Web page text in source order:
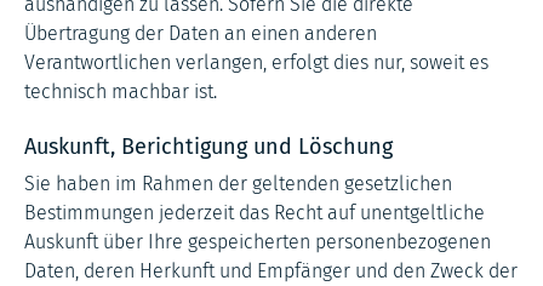
Übertragung der Daten an einen anderen
Verantwortlichen verlangen, erfolgt dies nur, soweit es
technisch machbar ist.
Auskunft, Berichtigung und Löschung
Sie haben im Rahmen der geltenden gesetzlichen
Bestimmungen jederzeit das Recht auf unentgeltliche
Auskunft über Ihre gespeicherten personenbezogenen
Daten, deren Herkunft und Empfänger und den Zweck der